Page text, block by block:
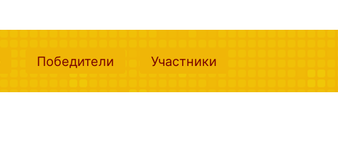
(current)Победители (current)Участники